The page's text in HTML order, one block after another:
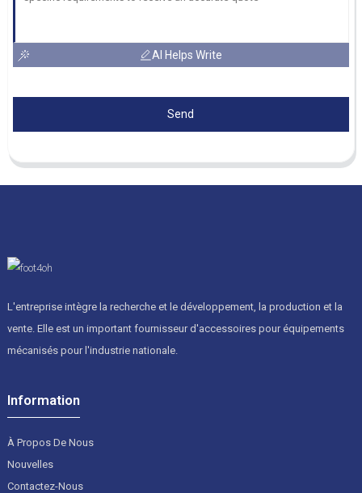
AI Helps Write
Send
L'entreprise intègre la recherche et le développement, la production et la
vente. Elle est un important fournisseur d'accessoires pour équipements
mécanisés pour l'industrie nationale.
Information
À Propos De Nous
Nouvelles
Contactez-Nous